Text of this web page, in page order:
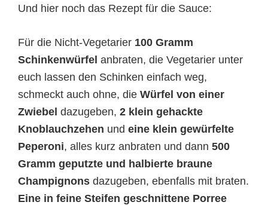
Und hier noch das Rezept für die Sauce:
Für die Nicht-Vegetarier 100 Gramm
Schinkenwürfel anbraten, die Vegetarier unter
euch lassen den Schinken einfach weg,
schmeckt auch ohne, die Würfel von einer
Zwiebel dazugeben, 2 klein gehackte
Knoblauchzehen und eine klein gewürfelte
Peperoni, alles kurz anbraten und dann 500
Gramm geputzte und halbierte braune
Champignons dazugeben, ebenfalls mit braten.
Eine in feine Steifen geschnittene Porree